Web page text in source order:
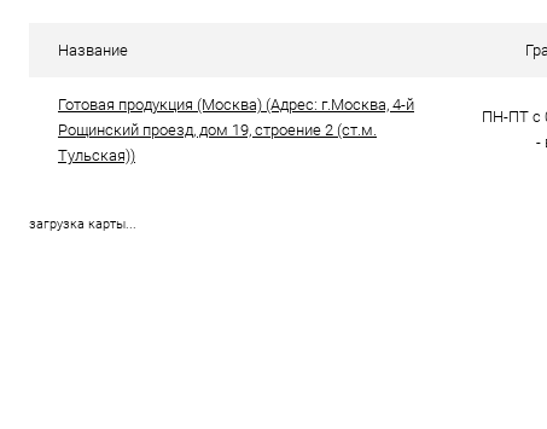
Название
Готовая продукция (Москва) (Адрес: г.Москва, 4-й
Рощинский проезд, дом 19, строение 2 (ст.м.
Тульская))
ПН-ПТ с
-
загрузка карты...